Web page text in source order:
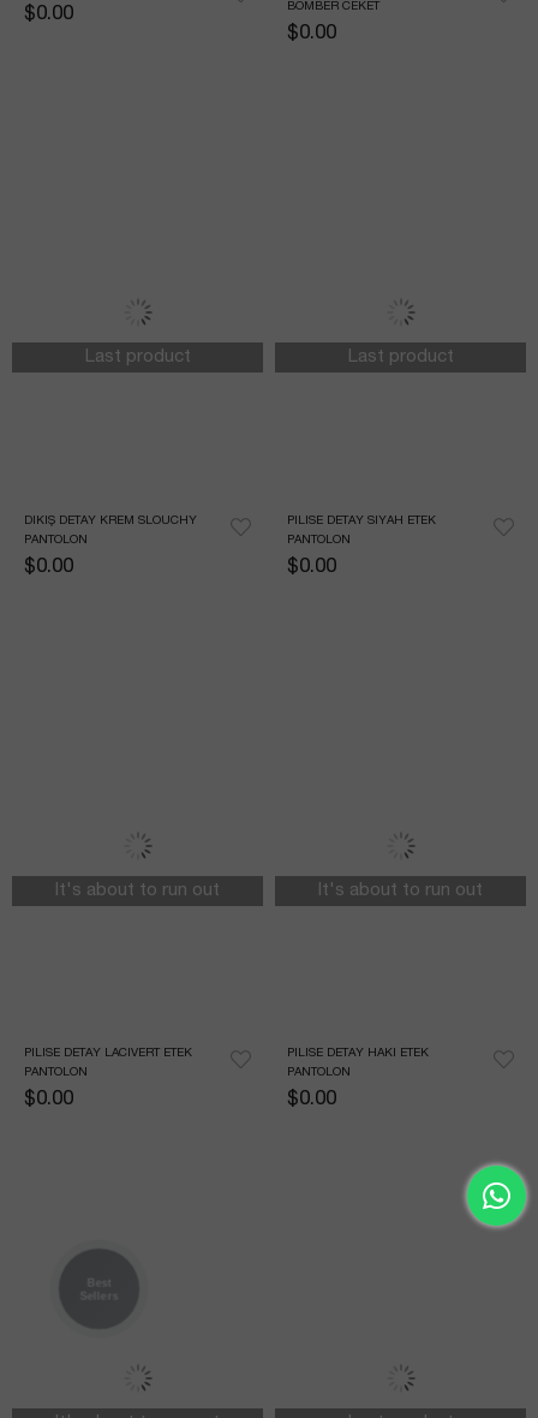
$0.00
BOMBER CEKET
$0.00
DIKIŞ DETAY KREM SLOUCHY
PANTOLON
$0.00
Last product
PILISE DETAY SIYAH ETEK
PANTOLON
$0.00
Last product
PILISE DETAY LACIVERT ETEK
PANTOLON
$0.00
It's about to run out
PILISE DETAY HAKI ETEK
PANTOLON
$0.00
It's about to run out
Best
Sellers